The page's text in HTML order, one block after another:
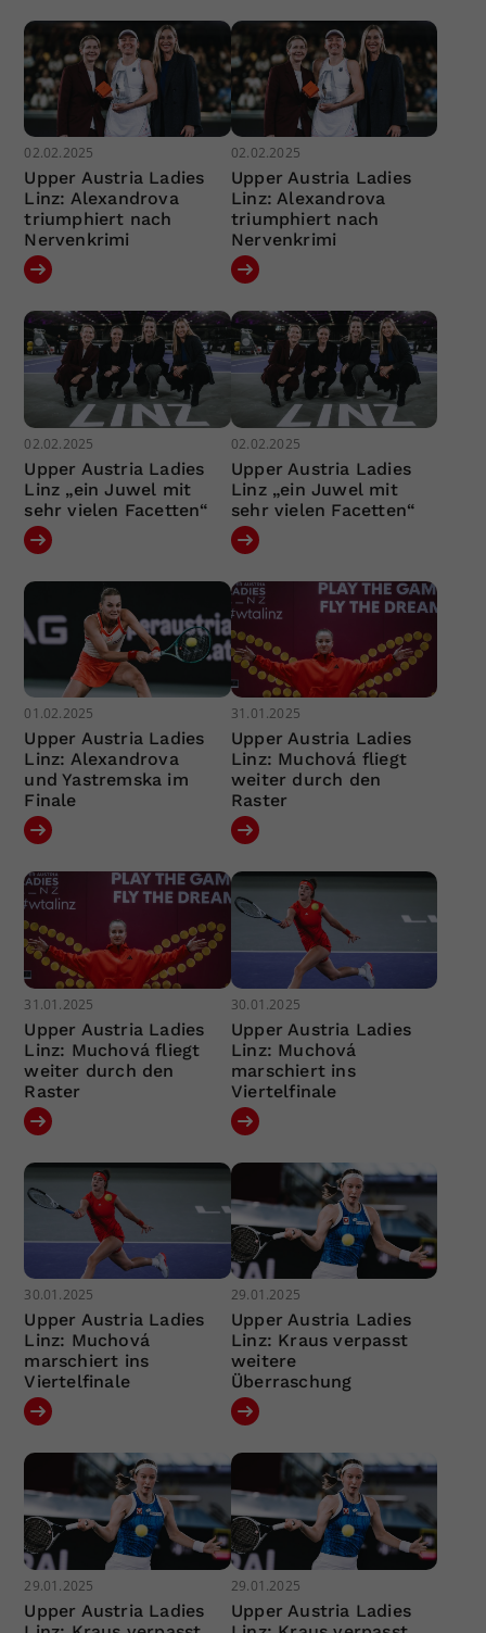
02.02.2025
Upper Austria Ladies
Linz: Alexandrova
triumphiert nach
Nervenkrimi
02.02.2025
Upper Austria Ladies
Linz: Alexandrova
triumphiert nach
Nervenkrimi
02.02.2025
Upper Austria Ladies
Linz „ein Juwel mit
sehr vielen Facetten“
02.02.2025
Upper Austria Ladies
Linz „ein Juwel mit
sehr vielen Facetten“
01.02.2025
Upper Austria Ladies
Linz: Alexandrova
und Yastremska im
Finale
31.01.2025
Upper Austria Ladies
Linz: Muchová fliegt
weiter durch den
Raster
31.01.2025
Upper Austria Ladies
Linz: Muchová fliegt
weiter durch den
Raster
30.01.2025
Upper Austria Ladies
Linz: Muchová
marschiert ins
Viertelfinale
30.01.2025
Upper Austria Ladies
Linz: Muchová
marschiert ins
Viertelfinale
29.01.2025
Upper Austria Ladies
Linz: Kraus verpasst
weitere
Überraschung
29.01.2025
Upper Austria Ladies
29.01.2025
Upper Austria Ladies